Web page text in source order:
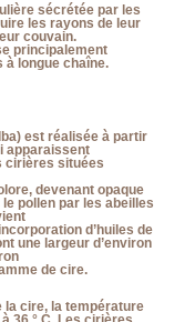
sécrétée par les
les rayons de leur
couvain.
principalement
à longue chaîne.
est réalisée à partir
apparaissent
cirières situées
devenant opaque
pollen par les abeilles
d’huiles de
une largeur d’environ
de cire.
la cire, la température